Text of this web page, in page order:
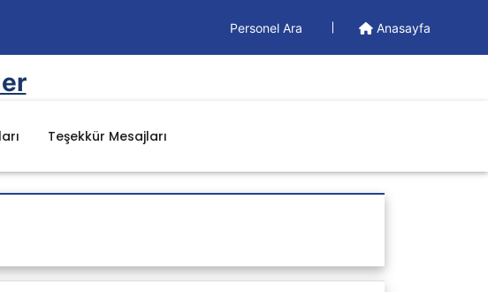
Personel Ara Anasayfa
Teşekkür Mesajları